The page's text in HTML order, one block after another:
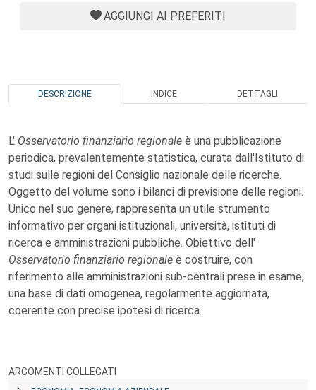
AGGIUNGI AI PREFERITI
DESCRIZIONE INDICE DETTAGLI
L' Osservatorio finanziario regionale è una pubblicazione
periodica, prevalentemente statistica, curata dall'Istituto di
studi sulle regioni del Consiglio nazionale delle ricerche.
Oggetto del volume sono i bilanci di previsione delle regioni.
Unico nel suo genere, rappresenta un utile strumento
informativo per organi istituzionali, università, istituti di
ricerca e amministrazioni pubbliche. Obiettivo dell'
Osservatorio finanziario regionale è costruire, con
riferimento alle amministrazioni sub-centrali prese in esame,
una base di dati omogenea, regolarmente aggiornata,
coerente con precise ipotesi di ricerca.
ARGOMENTI COLLEGATI